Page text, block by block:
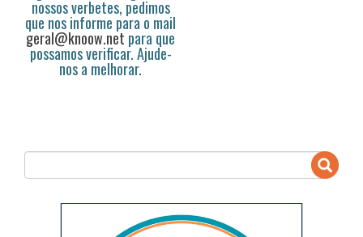
nossos verbetes, pedimos
que nos informe para o mail
geral@knoow.net para que
possamos verificar. Ajude-
nos a melhorar.